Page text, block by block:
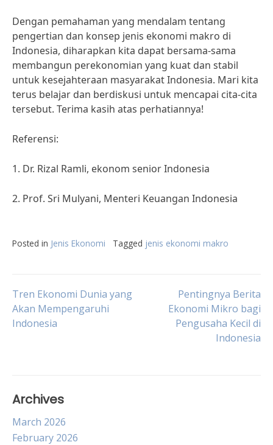
Dengan pemahaman yang mendalam tentang
pengertian dan konsep jenis ekonomi makro di
Indonesia, diharapkan kita dapat bersama-sama
membangun perekonomian yang kuat dan stabil
untuk kesejahteraan masyarakat Indonesia. Mari kita
terus belajar dan berdiskusi untuk mencapai cita-cita
tersebut. Terima kasih atas perhatiannya!
Referensi:
1. Dr. Rizal Ramli, ekonom senior Indonesia
2. Prof. Sri Mulyani, Menteri Keuangan Indonesia
Posted in Jenis Ekonomi Tagged jenis ekonomi makro
Post
navigation
Tren Ekonomi Dunia yang
Akan Mempengaruhi
Indonesia
Pentingnya Berita
Ekonomi Mikro bagi
Pengusaha Kecil di
Indonesia
Archives
March 2026
February 2026